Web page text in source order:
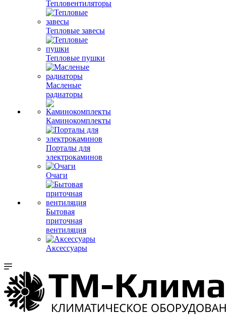
Тепловентиляторы
Тепловые завесы
Тепловые пушки
Масленые
радиаторы
Каминокомплекты
Порталы для
электрокаминов
Очаги
Бытовая
приточная
вентиляция
Аксессуары